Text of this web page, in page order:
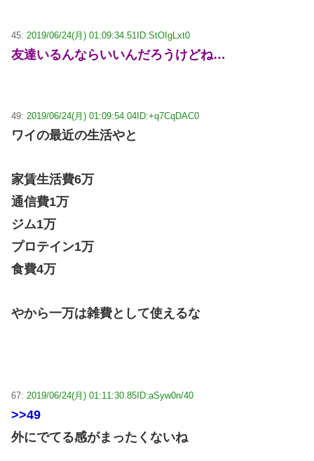
45: 2019/06/24(月) 01:09:34.51 ID:StOIgLxt0
友達いるんならいいんだろうけどね…
49: 2019/06/24(月) 01:09:54.04 ID:+q7CqDAC0
ワイの最近の生活やと
家賃生活費6万
通信費1万
ジム1万
プロテイン1万
食費4万
やから一万は雑費として使えるな
67: 2019/06/24(月) 01:11:30.85 ID:aSyw0n/40
>>49
外にでてる感がまったくないね